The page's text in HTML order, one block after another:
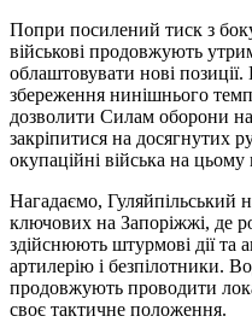
Попри посилений тиск з
військові продовжують
облаштовувати нові
збереження нинішнього
дозволити Силам оборони
закріпитися на досягнутих
окупаційні війська на цьому
Нагадаємо, Гуляйпільський
ключових на Запоріжжі, де
здійснюють штурмові дії та
артилерію і безпілотники.
продовжують проводити
своє тактичне положення.